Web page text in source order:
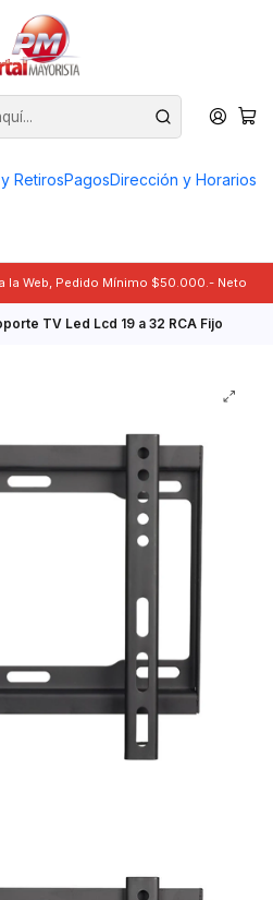
RetirosPagosDirección y Horarios
la Web, Pedido Mínimo $50.000.- Neto
TV Led Lcd 19 a 32 RCA Fijo